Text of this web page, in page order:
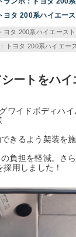
ヨタ 200系ハイエース
ヨタ 200系ハイエース
トヨタ 200系ハイエース
ートをハ
ワイドボディハイ
きるよう架装を
負担を軽減。さ
用しました！